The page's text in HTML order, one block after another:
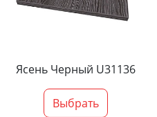
Ясень Черный U31136
Выбрать